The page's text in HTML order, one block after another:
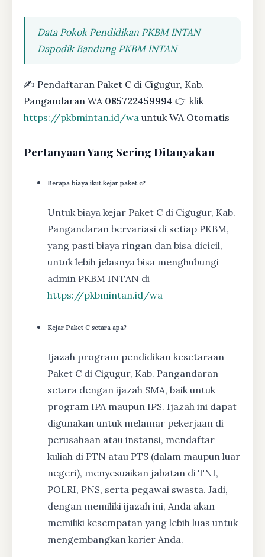
Data Pokok Pendidikan PKBM INTAN
Dapodik Bandung PKBM INTAN
✍ Pendaftaran Paket C di Cigugur, Kab.
Pangandaran WA 085722459994 👉 klik
https://pkbmintan.id/wa untuk WA Otomatis
Pertanyaan Yang Sering Ditanyakan
Berapa biaya ikut kejar paket c?
Untuk biaya kejar Paket C di Cigugur, Kab.
Pangandaran bervariasi di setiap PKBM,
yang pasti biaya ringan dan bisa dicicil,
untuk lebih jelasnya bisa menghubungi
admin PKBM INTAN di
https://pkbmintan.id/wa
Kejar Paket C setara apa?
Ijazah program pendidikan kesetaraan
Paket C di Cigugur, Kab. Pangandaran
setara dengan ijazah SMA, baik untuk
program IPA maupun IPS. Ijazah ini dapat
digunakan untuk melamar pekerjaan di
perusahaan atau instansi, mendaftar
kuliah di PTN atau PTS (dalam maupun luar
negeri), menyesuaikan jabatan di TNI,
POLRI, PNS, serta pegawai swasta. Jadi,
dengan memiliki ijazah ini, Anda akan
memiliki kesempatan yang lebih luas untuk
mengembangkan karier Anda.